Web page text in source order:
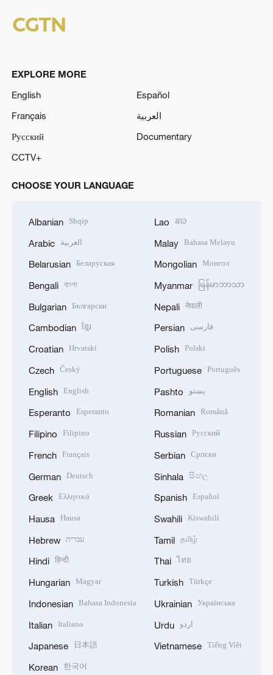
EXPLORE MORE
English
Español
Français
العربية
Русский
Documentary
CCTV+
CHOOSE YOUR LANGUAGE
Albanian Shqip
Arabic العربية
Belarusian Беларуская
Bengali বাংলা
Bulgarian Български
Cambodian ខ្មែរ
Croatian Hrvatski
Czech Český
English English
Esperanto Esperanto
Filipino Filipino
French Français
German Deutsch
Greek Ελληνικά
Hausa Hausa
Hebrew עברית
Hindi हिन्दी
Hungarian Magyar
Indonesian Bahasa Indonesia
Italian Italiano
Japanese 日本語
Korean 한국어
Lao ລາວ
Malay Bahasa Melayu
Mongolian Монгол
Myanmar မြန်မာဘာသာ
Nepali नेपाली
Persian فارسی
Polish Polski
Portuguese Português
Pashto پښتو
Romanian Română
Russian Русский
Serbian Српски
Sinhala සිංහල
Spanish Español
Swahili Kiswahili
Tamil தமிழ்
Thai ไทย
Turkish Türkçe
Ukrainian Українська
Urdu اردو
Vietnamese Tiếng Việt